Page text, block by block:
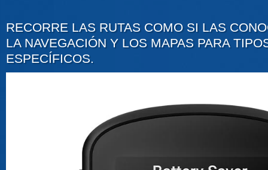
RECORRE LAS RUTAS COMO SI LAS
LA NAVEGACIÓN Y LOS MAPAS PARA
ESPECÍFICOS.